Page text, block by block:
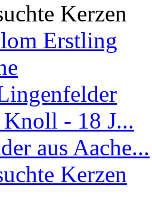
Kerzen
Erstling
Knoll - 18 J...
aus Aache...
Kerzen